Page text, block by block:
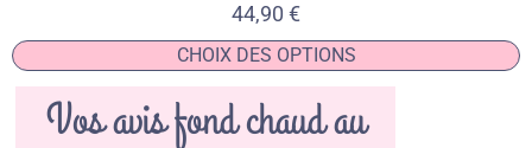
44,90 €
CHOIX DES OPTIONS
Vos avis fond chaud au